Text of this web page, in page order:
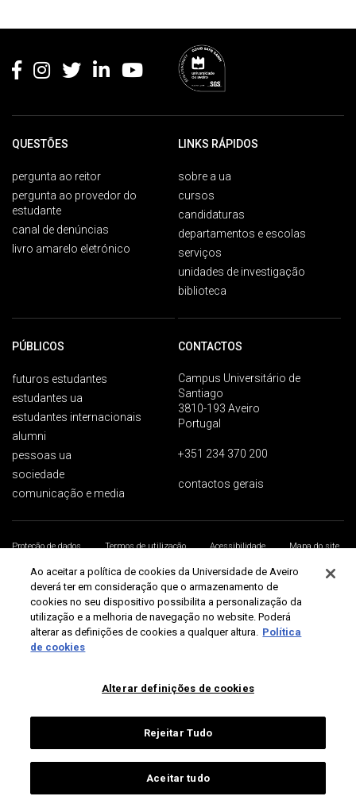
QUESTÕES
pergunta ao reitor
pergunta ao provedor do
estudante
canal de denúncias
livro amarelo eletrónico
LINKS RÁPIDOS
sobre a ua
cursos
candidaturas
departamentos e escolas
serviços
unidades de investigação
biblioteca
PÚBLICOS
futuros estudantes
estudantes ua
estudantes internacionais
alumni
pessoas ua
sociedade
comunicação e media
CONTACTOS
Campus Universitário de
Santiago
3810-193 Aveiro
Portugal
+351 234 370 200
contactos gerais
Proteção de dados Termos de utilização Acessibilidade
Mapa do site
Universidade de Aveiro 2026
Ao aceitar a política de cookies da Universidade de Aveiro
deverá ter em consideração que o armazenamento de
cookies no seu dispositivo possibilita a personalização da
utilização e a melhoria de navegação no website. Poderá
alterar as definições de cookies a qualquer altura. Política
de cookies
Alterar definições de cookies
Rejeitar Tudo
Aceitar tudo